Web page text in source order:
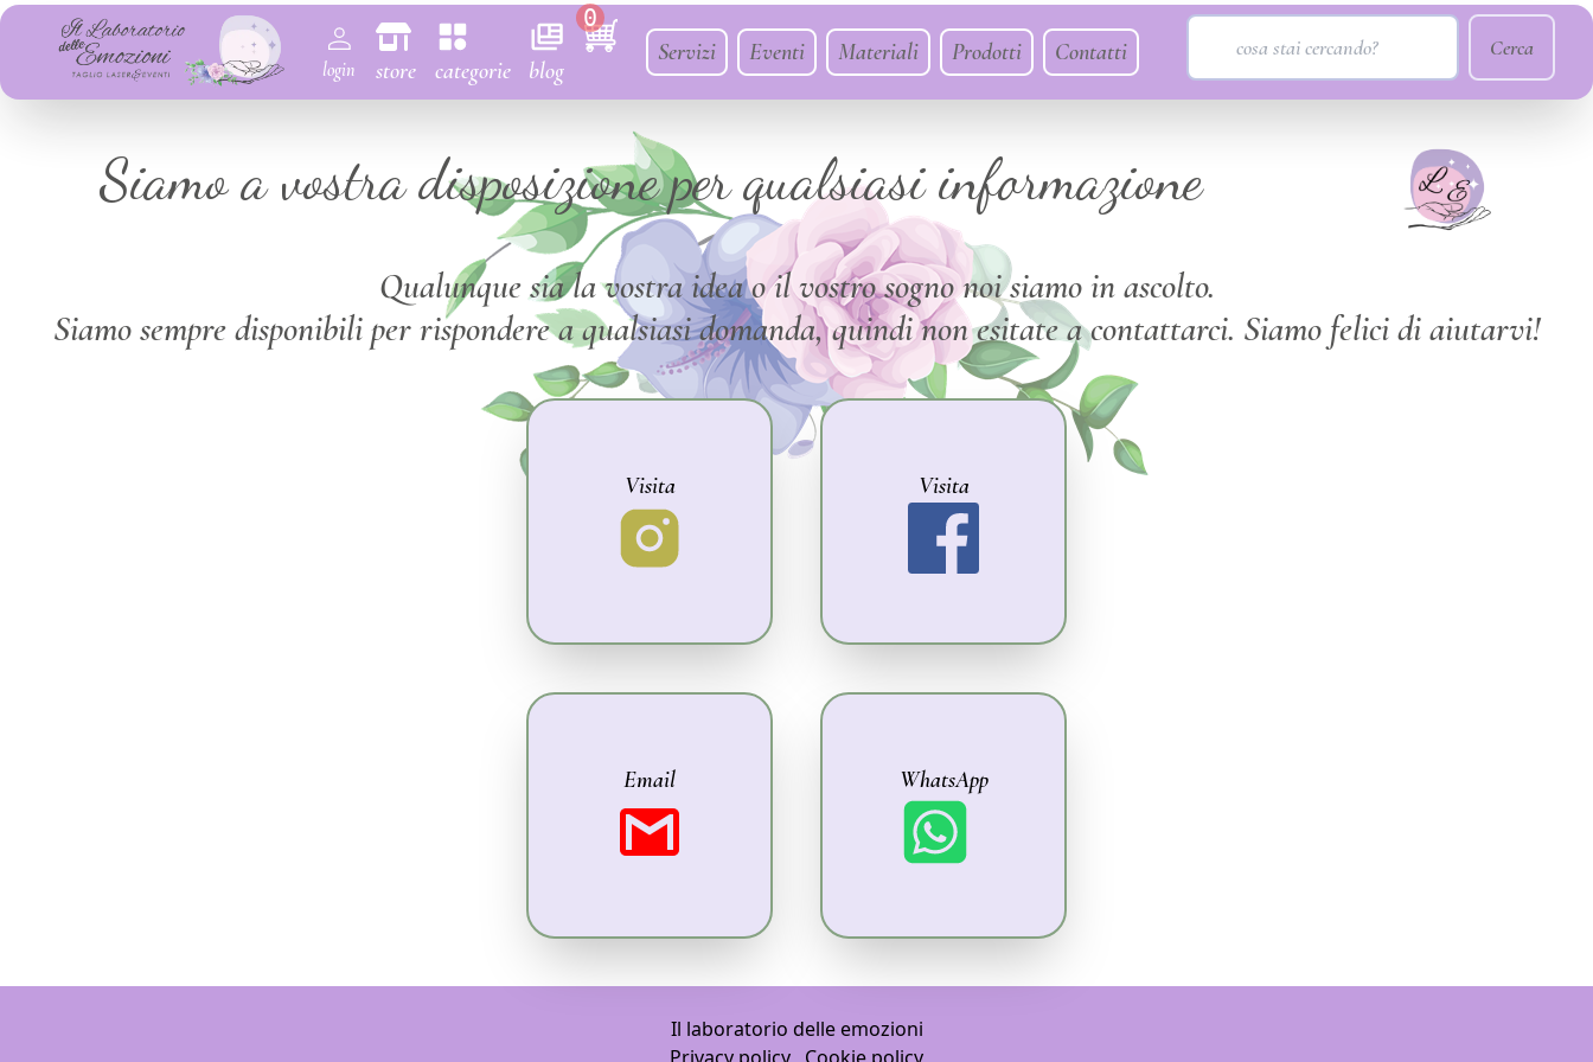
login store categorie blog
0
Servizi
Eventi Materiali Prodotti Contatti Cerca
Siamo a vostra disposizione per qualsiasi informazione
Qualunque sia la vostra idea o il vostro sogno noi siamo in ascolto.
Siamo sempre disponibili per rispondere a qualsiasi domanda, quindi non esitate a contattarci. Siamo felici di aiutarvi!
Visita Visita
Email WhatsApp
Il laboratorio delle emozioni